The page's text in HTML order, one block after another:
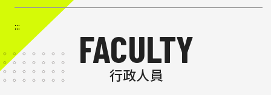
::: FACULTY
行政人員